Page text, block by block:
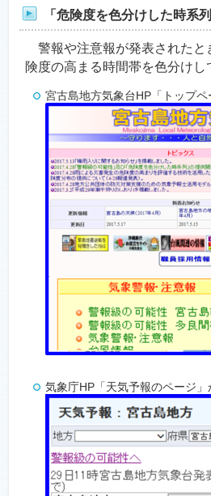
「危険度を色分けした時系列
警報や注意報が発表されたと
険度の高まる時間帯を色分けし
宮古島地方気象台HP「トップペ
気象庁HP「天気予報のページ」